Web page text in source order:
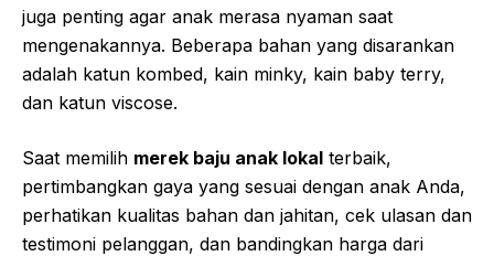
juga penting agar anak merasa nyaman saat
mengenakannya. Beberapa bahan yang disarankan
adalah katun kombed, kain minky, kain baby terry,
dan katun viscose.
Saat memilih merek baju anak lokal terbaik,
pertimbangkan gaya yang sesuai dengan anak Anda,
perhatikan kualitas bahan dan jahitan, cek ulasan dan
testimoni pelanggan, dan bandingkan harga dari